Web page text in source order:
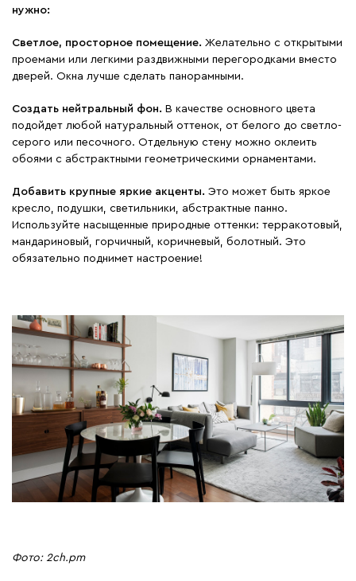
нужно:
Светлое, просторное помещение. Желательно с открытыми
проемами или легкими раздвижными перегородками вместо
дверей. Окна лучше сделать панорамными.
Создать нейтральный фон. В качестве основного цвета
подойдет любой натуральный оттенок, от белого до светло-
серого или песочного. Отдельную стену можно оклеить
обоями с абстрактными геометрическими орнаментами.
Добавить крупные яркие акценты. Это может быть яркое
кресло, подушки, светильники, абстрактные панно.
Используйте насыщенные природные оттенки: терракотовый,
мандариновый, горчичный, коричневый, болотный. Это
обязательно поднимет настроение!
Фото: 2ch.pm